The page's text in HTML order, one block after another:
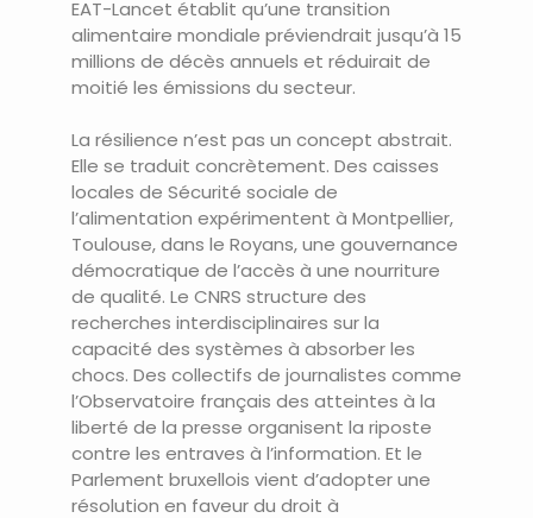
EAT-Lancet établit qu’une transition
alimentaire mondiale préviendrait jusqu’à 15
millions de décès annuels et réduirait de
moitié les émissions du secteur.
La résilience n’est pas un concept abstrait.
Elle se traduit concrètement. Des caisses
locales de Sécurité sociale de
l’alimentation expérimentent à Montpellier,
Toulouse, dans le Royans, une gouvernance
démocratique de l’accès à une nourriture
de qualité. Le CNRS structure des
recherches interdisciplinaires sur la
capacité des systèmes à absorber les
chocs. Des collectifs de journalistes comme
l’Observatoire français des atteintes à la
liberté de la presse organisent la riposte
contre les entraves à l’information. Et le
Parlement bruxellois vient d’adopter une
résolution en faveur du droit à